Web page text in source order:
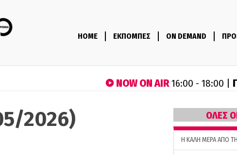
HOME ΕΚΠΟΜΠΕΣ ON DEMAND
NOW ON AIR16:00 - 18:00 |
2026) ΟΛΕΣ
H ΚΑΛΗ ΜΕΡΑ ΑΠΟ